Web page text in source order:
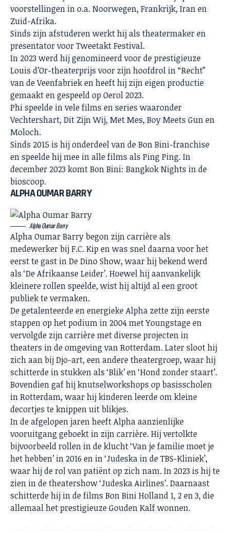
voorstellingen in o.a. Noorwegen, Frankrijk, Iran en
Zuid-Afrika.
Sinds zijn afstuderen werkt hij als theatermaker en
presentator voor Tweetakt Festival.
In 2023 werd hij genomineerd voor de prestigieuze
Louis d’Or-theaterprijs voor zijn hoofdrol in “Recht”
van de Veenfabriek en heeft hij zijn eigen productie
gemaakt en gespeeld op Oerol 2023.
Phi speelde in vele films en series waaronder
Vechtershart, Dit Zijn Wij, Met Mes, Boy Meets Gun en
Moloch.
Sinds 2015 is hij onderdeel van de Bon Bini-franchise
en speelde hij mee in alle films als Ping Ping. In
december 2023 komt Bon Bini: Bangkok Nights in de
bioscoop.
ALPHA OUMAR BARRY
Alpha Oumar Barry
Alpha Oumar Barry begon zijn carrière als
medewerker bij F.C. Kip en was snel daarna voor het
eerst te gast in De Dino Show, waar hij bekend werd
als ‘De Afrikaanse Leider’. Hoewel hij aanvankelijk
kleinere rollen speelde, wist hij altijd al een groot
publiek te vermaken.
De getalenteerde en energieke Alpha zette zijn eerste
stappen op het podium in 2004 met Youngstage en
vervolgde zijn carrière met diverse projecten in
theaters in de omgeving van Rotterdam. Later sloot hij
zich aan bij Djo-art, een andere theatergroep, waar hij
schitterde in stukken als ‘Blik’ en ‘Hond zonder staart’.
Bovendien gaf hij knutselworkshops op basisscholen
in Rotterdam, waar hij kinderen leerde om kleine
decortjes te knippen uit blikjes.
In de afgelopen jaren heeft Alpha aanzienlijke
vooruitgang geboekt in zijn carrière. Hij vertolkte
bijvoorbeeld rollen in de klucht ‘Van je familie moet je
het hebben’ in 2016 en in ‘Judeska in de TBS-Kliniek’,
waar hij de rol van patiënt op zich nam. In 2023 is hij te
zien in de theatershow ‘Judeska Airlines’. Daarnaast
schitterde hij in de films Bon Bini Holland 1, 2 en 3, die
allemaal het prestigieuze Gouden Kalf wonnen.